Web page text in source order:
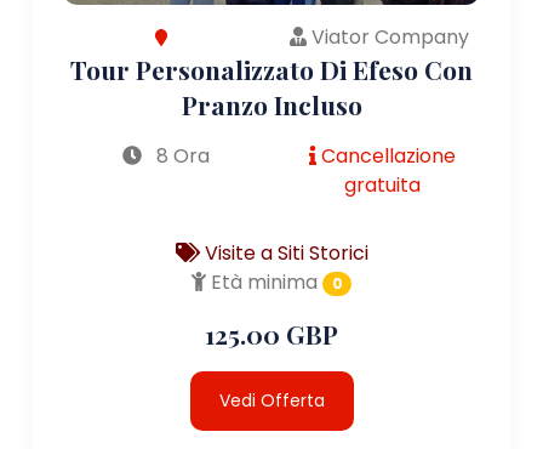
Viator Company
Tour Personalizzato Di Efeso Con
Pranzo Incluso
8 Ora
Cancellazione
gratuita
Visite a Siti Storici
Età minima
0
125.00 GBP
Vedi Offerta